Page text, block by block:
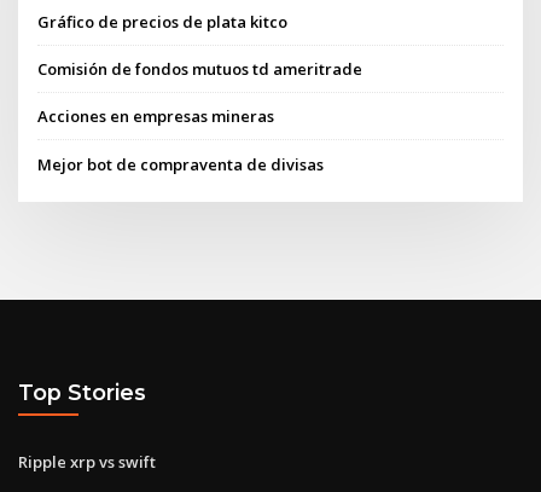
Gráfico de precios de plata kitco
Comisión de fondos mutuos td ameritrade
Acciones en empresas mineras
Mejor bot de compraventa de divisas
Top Stories
Ripple xrp vs swift